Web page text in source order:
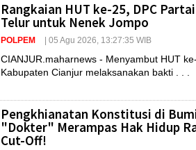
Rangkaian HUT ke-25, DPC
Telur untuk Nenek Jompo
POLPEM | 05 Agu 2026, 13:27:35 WIB
CIANJUR.maharnews - Menyambut HUT
Kabupaten Cianjur melaksanakan bakti . . .
Pengkhianatan Konstitusi di
"Dokter" Merampas Hak Hidup
Cut-Off!